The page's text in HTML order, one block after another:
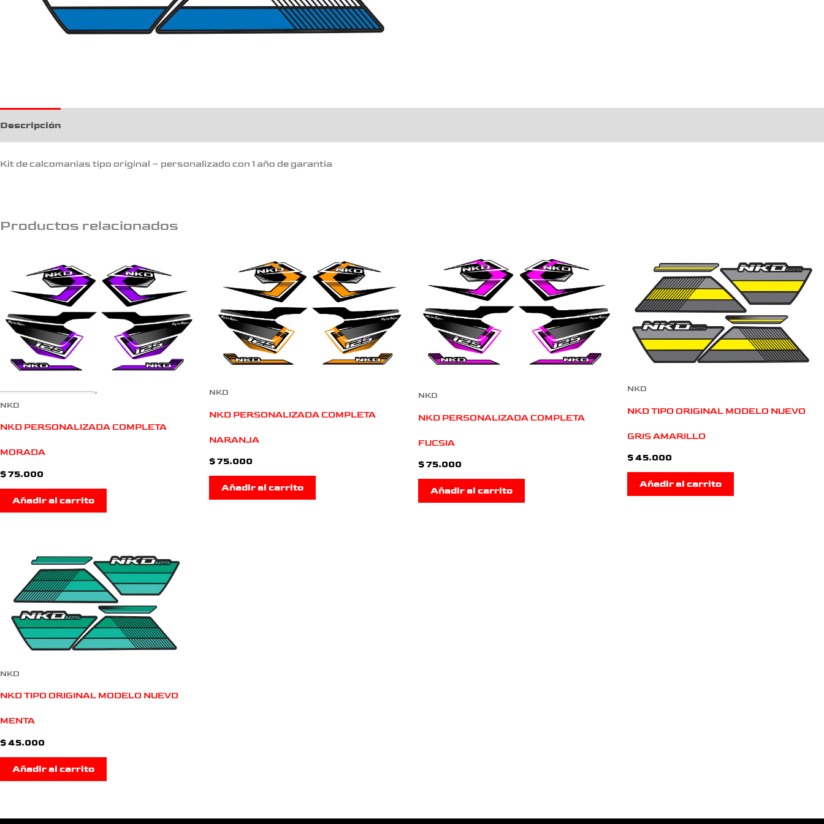
Descripción
Kit de calcomanias tipo original – personalizado con 1 año de garantia
Productos relacionados
NKD
NKD PERSONALIZADA COMPLETA
MORADA
$75.000
Añadir al carrito
NKD
NKD PERSONALIZADA COMPLETA
NARANJA
$75.000
Añadir al carrito
NKD
NKD PERSONALIZADA COMPLETA
FUCSIA
$75.000
Añadir al carrito
NKD
NKD TIPO ORIGINAL MODELO NUEVO
GRIS AMARILLO
$45.000
Añadir al carrito
NKD
NKD TIPO ORIGINAL MODELO NUEVO
MENTA
$45.000
Añadir al carrito